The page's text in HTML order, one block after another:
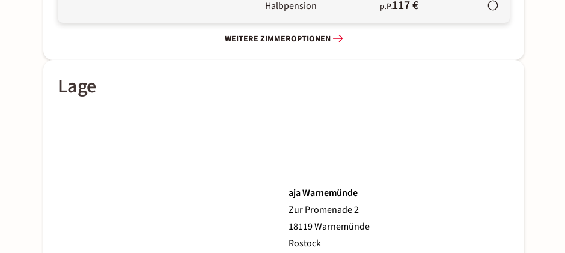
Halbpension p.P.117 €
WEITERE ZIMMEROPTIONEN
Lage
aja Warnemünde
Zur Promenade 2
18119 Warnemünde
Rostock